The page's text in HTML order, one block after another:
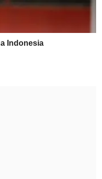
Indonesia